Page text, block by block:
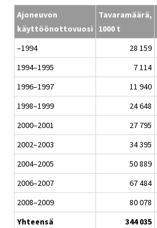
Ajoneuvon
käyttöönottovuosi
Tavaramäärä,
1000 t
–1994
28 159
1994–1995
7 114
1996–1997
11 940
1998–1999
24 648
2000–2001
27 795
2002–2003
34 395
2004–2005
50 889
2006–2007
67 484
2008–2009
80 078
Yhteensä
344 035